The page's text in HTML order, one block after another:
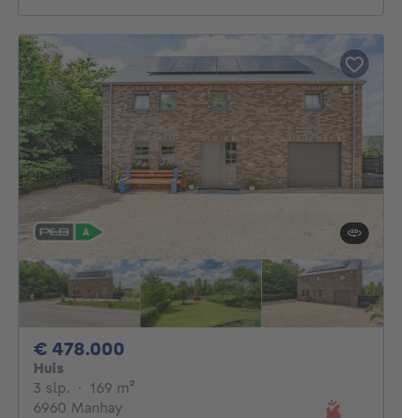
€ 478.000
Huis
3 slp. 3 slaapkamers
· 169 m²
6960 Manhay